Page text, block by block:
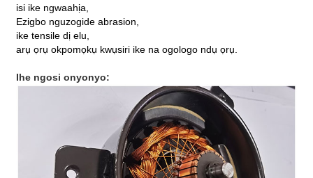
isi ike ngwaahịa,
Ezigbo nguzogide abrasion,
ike tensile dị elu,
arụ ọrụ okpomọkụ kwụsiri ike na ogologo ndụ ọrụ.
Ihe ngosi onyonyo: